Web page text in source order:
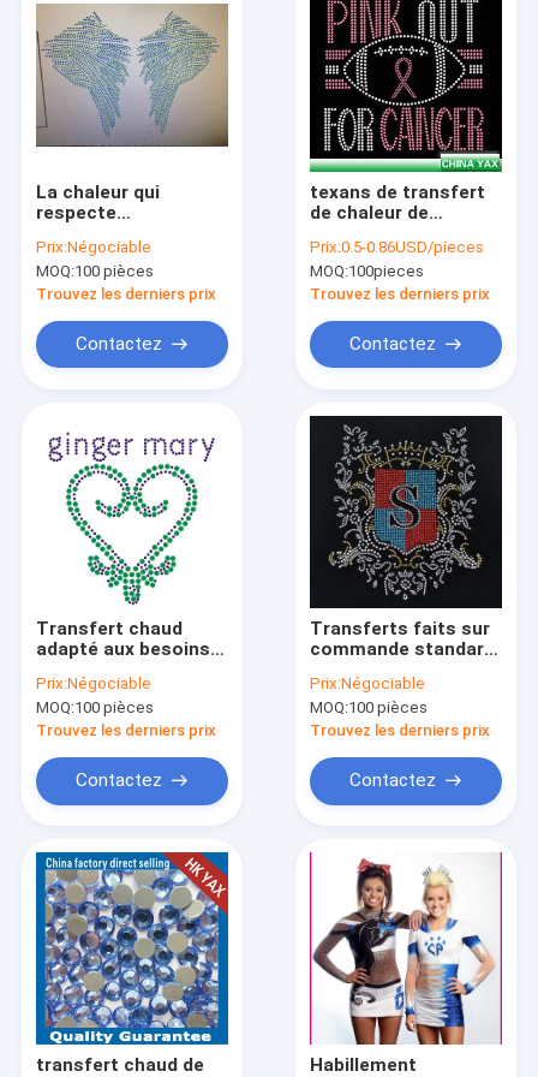
Produits
Au sujet de nous
Visite d'usine
Nouvelles
Cas
Demandez une citation
Ceintures de tissu pour des femmes
Boutons faits sur commande d'habillement
tissu brodé de dentelle
La chaleur qui
respecte
fausse pierre de
papillon avec la
coutume colorée de
Prix:Négociable
MOQ:100 pièces
Trouvez les derniers prix
Contactez
texans de transfert
de chaleur de
motif jx825 ; fausse
pierre de texans de
vente en gros de
transfert de chaleur
de fausse pierre de
Prix:0.5-0.86USD/pieces
MOQ:100pieces
Trouvez les derniers prix
Contactez
Transfert chaud
adapté aux besoins
pierre de difficulté
Prix:Négociable
MOQ:100 pièces
Trouvez les derniers prix
Contactez
Transferts faits sur
commande standard
pierre de difficulté
chaude à la mode
pour la décoration
Prix:Négociable
MOQ:100 pièces
Trouvez les derniers prix
Contactez
transfert chaud de
Habillement